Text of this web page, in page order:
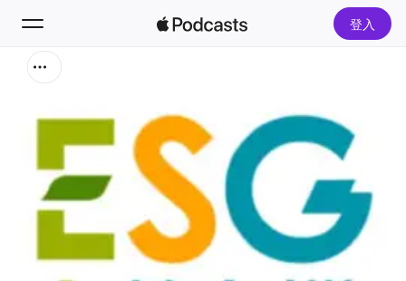
登入
首頁
新發現
熱門排行榜